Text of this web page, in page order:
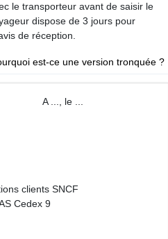
le transporteur avant de saisir le
dispose de 3 jours pour
de réception.
est-ce une version tronquée ?
le ...
9